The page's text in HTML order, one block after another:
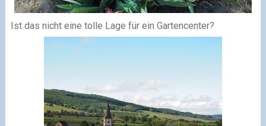
Ist das nicht eine tolle Lage für ein Gartencenter?